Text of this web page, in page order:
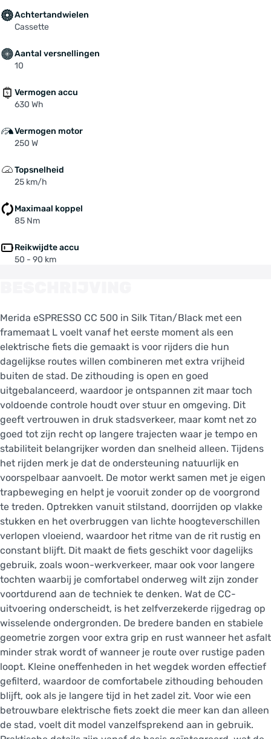
Achtertandwielen
Cassette
Aantal versnellingen
10
Vermogen accu
630 Wh
Vermogen motor
250 W
Topsnelheid
25 km/h
Maximaal koppel
85 Nm
Reikwijdte accu
50 - 90 km
Merida eSPRESSO CC 500 in Silk Titan/Black met een
framemaat L voelt vanaf het eerste moment als een
elektrische fiets die gemaakt is voor rijders die hun
dagelijkse routes willen combineren met extra vrijheid
buiten de stad. De zithouding is open en goed
uitgebalanceerd, waardoor je ontspannen zit maar toch
voldoende controle houdt over stuur en omgeving. Dit
geeft vertrouwen in druk stadsverkeer, maar komt net zo
goed tot zijn recht op langere trajecten waar je tempo en
stabiliteit belangrijker worden dan snelheid alleen. Tijdens
het rijden merk je dat de ondersteuning natuurlijk en
voorspelbaar aanvoelt. De motor werkt samen met je eigen
trapbeweging en helpt je vooruit zonder op de voorgrond
te treden. Optrekken vanuit stilstand, doorrijden op vlakke
stukken en het overbruggen van lichte hoogteverschillen
verlopen vloeiend, waardoor het ritme van de rit rustig en
constant blijft. Dit maakt de fiets geschikt voor dagelijks
gebruik, zoals woon-werkverkeer, maar ook voor langere
tochten waarbij je comfortabel onderweg wilt zijn zonder
voortdurend aan de techniek te denken. Wat de CC-
uitvoering onderscheidt, is het zelfverzekerde rijgedrag op
wisselende ondergronden. De bredere banden en stabiele
geometrie zorgen voor extra grip en rust wanneer het asfalt
minder strak wordt of wanneer je route over rustige paden
loopt. Kleine oneffenheden in het wegdek worden effectief
gefilterd, waardoor de comfortabele zithouding behouden
blijft, ook als je langere tijd in het zadel zit. Voor wie een
betrouwbare elektrische fiets zoekt die meer kan dan alleen
de stad, voelt dit model vanzelfsprekend aan in gebruik.